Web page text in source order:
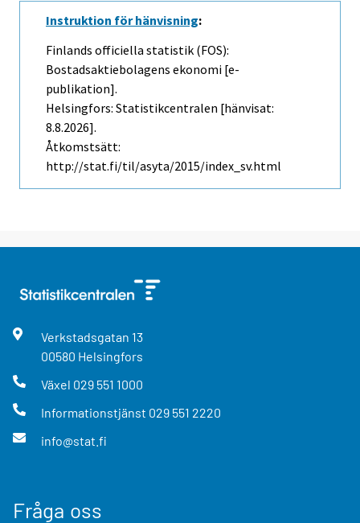
Instruktion för hänvisning:
Finlands officiella statistik (FOS):
Bostadsaktiebolagens ekonomi [e-
publikation].
Helsingfors: Statistikcentralen [hänvisat:
8.8.2026].
Åtkomstsätt:
http://stat.fi/til/asyta/2015/index_sv.html
Verkstadsgatan 13
00580 Helsingfors
Växel 029 551 1000
Informationstjänst 029 551 2220
info@stat.fi
Fråga oss